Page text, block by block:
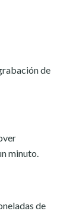
de
minuto.
de